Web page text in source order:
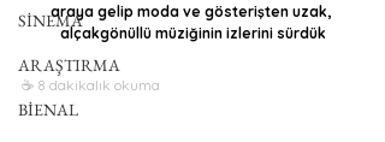
SİNEMA
ARAŞTIRMA
BİENAL
araya gelip moda ve gösterişten uzak,
alçakgönüllü müziğinin izlerini sürdük
☕️ 8 dakikalık okuma